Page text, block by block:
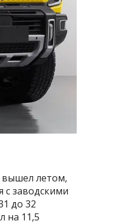
вышел летом,
с заводскими
до 32
на 11,5